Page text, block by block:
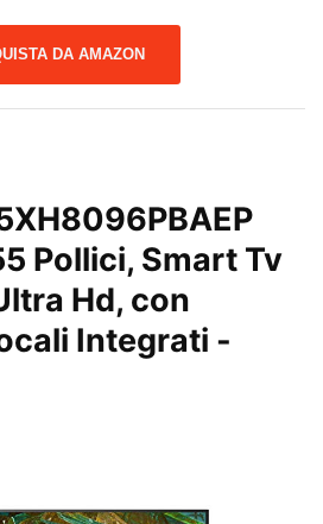
DA AMAZON
Pollici, Smart Tv
Hd, con
Integrati -